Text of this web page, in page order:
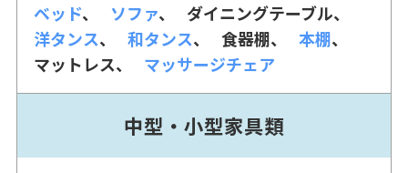
ベッド ソファ
ダイニングテーブル
洋タンス
和タンス 食器棚
本棚
マットレス
マッサージチェア
中型・小型家具類